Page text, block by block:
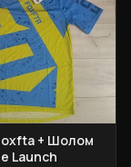
+ Шолом
Launch